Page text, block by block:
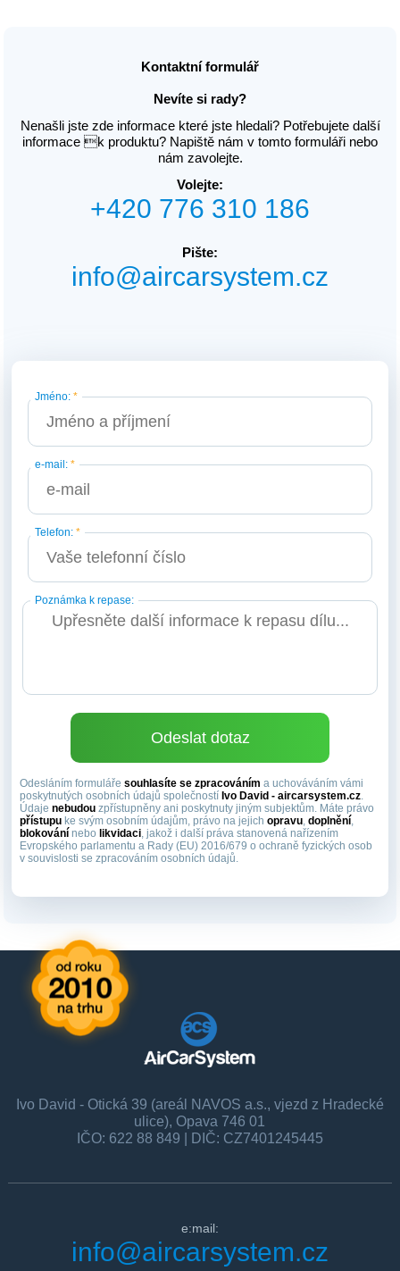
Kontaktní formulář
Nevíte si rady?
Nenašli jste zde informace které jste hledali? Potřebujete další
informace k produktu? Napiště nám v tomto formuláři nebo
nám zavolejte.
Volejte:
+420 776 310 186
Pište:
info@aircarsystem.cz
Jméno:*
e-mail:*
Telefon:*
Poznámka k repase:
Odesláním formulářesouhlasíte se zpracováním a uchováváním vámi
poskytnutých osobních údajů společností Ivo David - aircarsystem.cz.
Údajenebudou zpřístupněny ani poskytnuty jiným subjektům. Máte právo
přístupu ke svým osobním údajům, právo na jejichopravu,doplnění,
blokování nebo likvidaci, jakož i další práva stanovená nařízením
Evropského parlamentu a Rady (EU) 2016/679 o ochraně fyzických osob
v souvislosti se zpracováním osobních údajů.
Ivo David - Otická 39 (areál NAVOS a.s., vjezd z Hradecké
ulice), Opava 746 01
IČO: 622 88 849 | DIČ: CZ7401245445
e:mail:
info@aircarsystem.cz